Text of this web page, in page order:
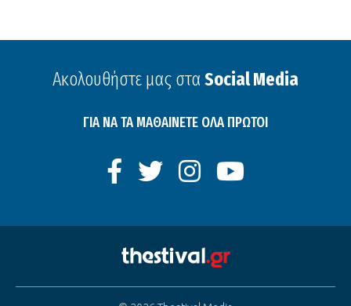
Ακολουθήστε μας στα Social Media
ΓΙΑ ΝΑ ΤΑ ΜΑΘΑΙΝΕΤΕ ΟΛΑ ΠΡΩΤΟΙ